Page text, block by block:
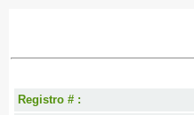
Registro # :